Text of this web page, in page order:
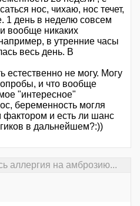
нос, чихаю, нос течет,
1 день в неделю совсем
вообще никаких
в утренние часы
весь день. В
естественно не могу. Могу
и что вообще
"интересное"
беременность могля
и есть ли шанс
в дальнейшем?:))
аллергия на амброзию...